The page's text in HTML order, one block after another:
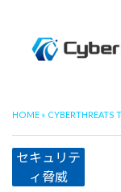
HOME CYBERTHREATS
セキュリテ
ィ脅威